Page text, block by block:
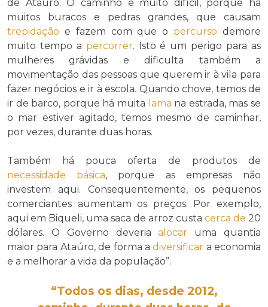
de Ataúro. O caminho é muito difícil, porque há
muitos buracos e pedras grandes, que causam
trepidação e fazem com que o percurso demore
muito tempo a percorrer. Isto é um perigo para as
mulheres grávidas e dificulta também a
movimentação das pessoas que querem ir à vila para
fazer negócios e ir à escola. Quando chove, temos de
ir de barco, porque há muita lama na estrada, mas se
o mar estiver agitado, temos mesmo de caminhar,
por vezes, durante duas horas.
Também há pouca oferta de produtos de
necessidade básica, porque as empresas não
investem aqui. Consequentemente, os pequenos
comerciantes aumentam os preços. Por exemplo,
aqui em Biqueli, uma saca de arroz custa cerca de 20
dólares. O Governo deveriaalocar uma quantia
maior para Ataúro, de forma adiversificar a economia
e a melhorar a vida da população”.
“Todos os dias, desde 2012,